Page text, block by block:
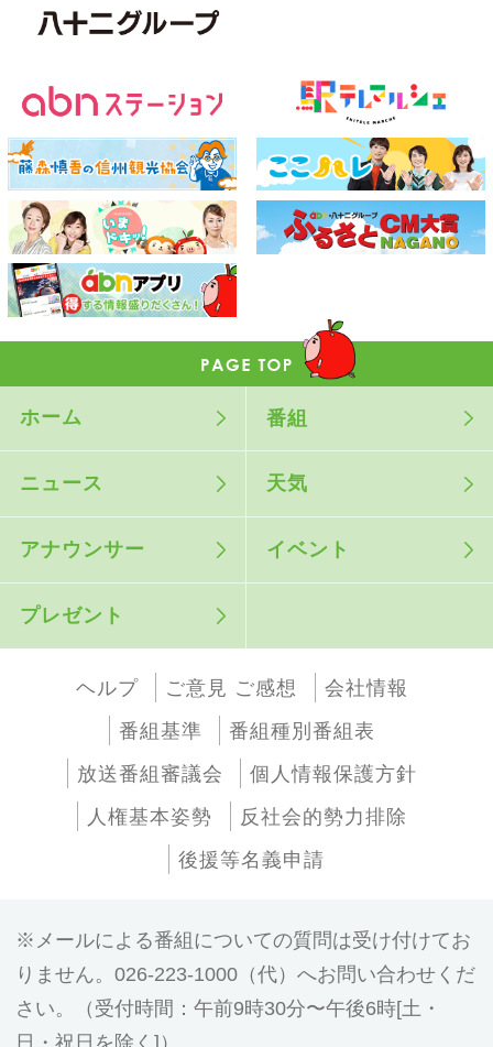
ホーム 番組
ニュース 天気
アナウンサー イベント
プレゼント
ヘルプ ご意見 ご感想
会社情報
番組基準
番組種別番組表
放送番組審議会
個人情報保護方針
人権基本姿勢
反社会的勢力排除
後援等名義申請
メールによる番組についての質問は受け付けてお
りません。026-223-1000（代）へお問い合わせくだ
さい。（受付時間：午前9時30分〜午後6時[土・